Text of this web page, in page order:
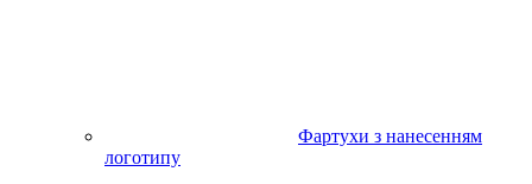
Фартухи з нанесенням
логотипу